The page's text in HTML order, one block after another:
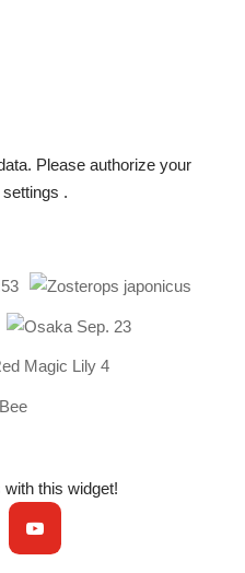
Please authorize your
settings .
this widget!